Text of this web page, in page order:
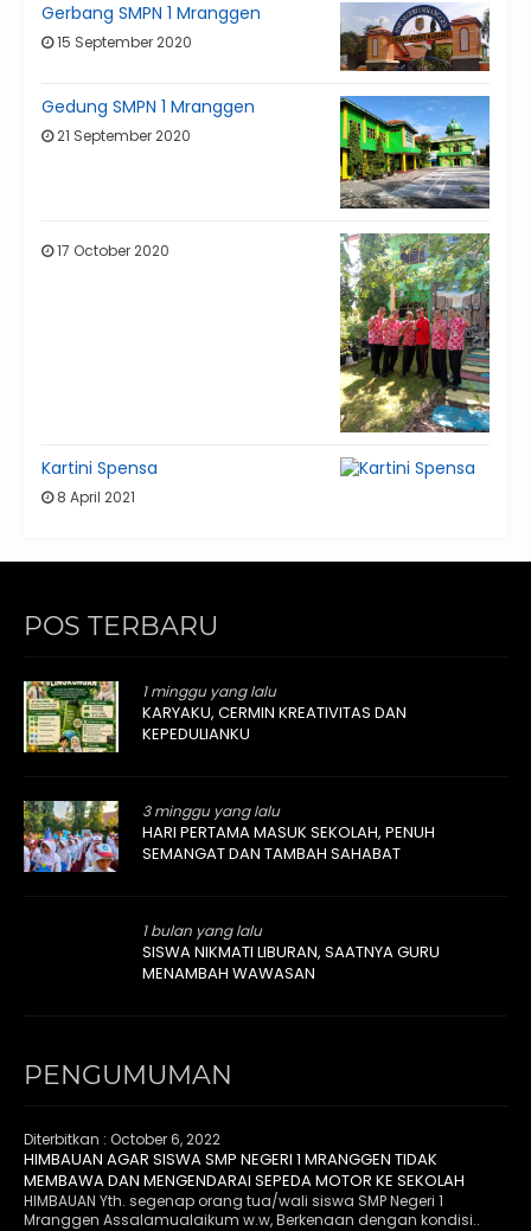
Gerbang SMPN 1 Mranggen
15 September 2020
Gedung SMPN 1 Mranggen
21 September 2020
17 October 2020
Kartini Spensa
8 April 2021
POS TERBARU
1 minggu yang lalu
KARYAKU, CERMIN KREATIVITAS DAN
KEPEDULIANKU
3 minggu yang lalu
HARI PERTAMA MASUK SEKOLAH, PENUH
SEMANGAT DAN TAMBAH SAHABAT
1 bulan yang lalu
SISWA NIKMATI LIBURAN, SAATNYA GURU
MENAMBAH WAWASAN
PENGUMUMAN
Diterbitkan : October 6, 2022
HIMBAUAN AGAR SISWA SMP NEGERI 1 MRANGGEN TIDAK
MEMBAWA DAN MENGENDARAI SEPEDA MOTOR KE SEKOLAH
HIMBAUAN Yth. segenap orang tua/wali siswa SMP Negeri 1
Mranggen Assalamualaikum w.w, Berkenaan dengan kondisi..